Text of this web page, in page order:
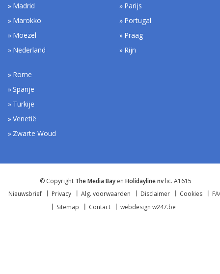
Madrid
Marokko
Moezel
Nederland
Parijs
Portugal
Praag
Rijn
Rome
Spanje
Turkije
Venetië
Zwarte Woud
© Copyright The Media Bay en Holidayline nvlic. A1615
Nieuwsbrief
Privacy Alg. voorwaarden Disclaimer Cookies
Sitemap
Contact webdesign w247.be